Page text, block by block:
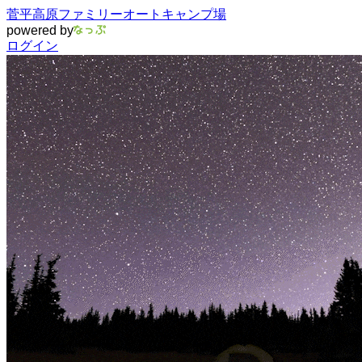
菅平高原ファミリーオートキャンプ場
powered by
ログイン